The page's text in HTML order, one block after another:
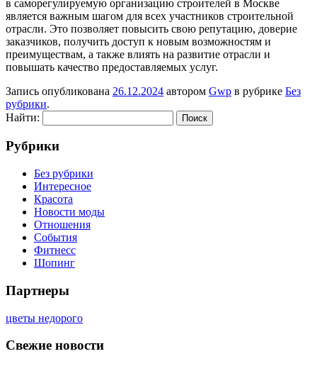
в саморегулируемую организацию строителей в Москве
является важным шагом для всех участников строительной
отрасли. Это позволяет повысить свою репутацию, доверие
заказчиков, получить доступ к новым возможностям и
преимуществам, а также влиять на развитие отрасли и
повышать качество предоставляемых услуг.
Запись опубликована 26.12.2024 автором Gwp в рубрике Без
рубрики.
Найти:
Рубрики
Без рубрики
Интересное
Красота
Новости моды
Отношения
События
Фитнесс
Шопинг
Партнеры
цветы недорого
Свежие новости